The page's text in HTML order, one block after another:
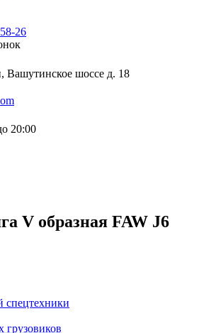
26
Вашутинское шоссе д. 18
20:00
V образная FAW J6
спецтехники
грузовиков